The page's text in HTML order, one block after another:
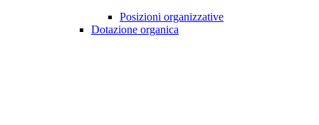
Posizioni organizzative
Dotazione organica